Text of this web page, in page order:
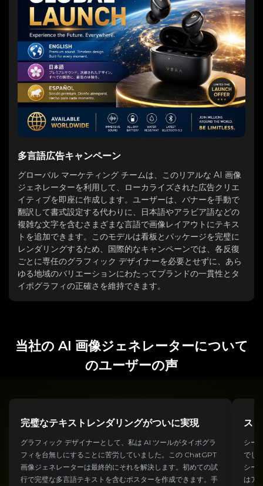
多言語広告キャンペーン
グローバル マーケティング チームは、このリアルな AI 画像
ジェネレーターを利用して、ローカライズされた広告クリエ
イティブを即座に作成します。ユーザーは、バナーを手動で
翻訳して書式設定する代わりに、日本語やアラビア語などの
複雑な文字を含むさまざまな言語で画像レイアウトにテキス
トを追加できます。このモデルは看板とパッケージを完璧に
レンダリングするため、国際的なキャンペーンでは、各反復
ごとに専任のグラフィック デザイナーを必要とせずに、あら
ゆる地域のバリエーションにわたってブランドの一貫性とタ
イポグラフィの正確さを維持できます。
当社の AI 画像ジェネレーターについて
のユーザーの声
完璧なテキストレンダリングがついに実現
グラフィック デザイナーとして、私は AI ツールがタイポグラ
フィを台無しにすることに苦労していました。この ChatGPT
画像ジェネレーターは最終的にそれを解決します。初めての試
行で完璧な多言語テキストを含むポスターを作成できます。手
ス
シー
でし
シー
はア